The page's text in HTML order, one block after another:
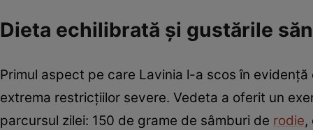
Dieta echilibrată și gustările
Primul aspect pe care Lavinia l-a scos în
extrema restricțiilor severe. Vedeta a oferit un
parcursul zilei: 150 de grame de sâmburi de rodie,